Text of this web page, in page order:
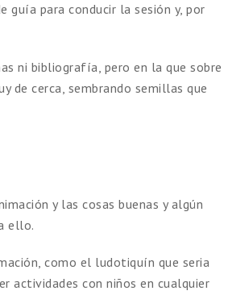
guía para conducir la sesión y, por
ni bibliografía, pero en la que sobre
de cerca, sembrando semillas que
y las cosas buenas y algún
ello.
como el ludotiquín que seria
actividades con niños en cualquier